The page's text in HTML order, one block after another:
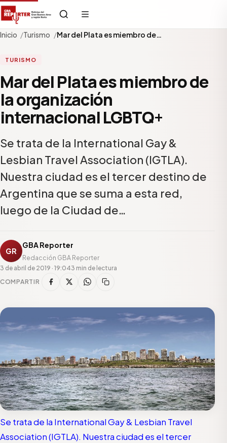
Inicio Turismo Mar del Plata es miembro de…
TURISMO
Mar del Plata es miembro de
la organización
internacional LGBTQ+
Se trata de la International Gay &
Lesbian Travel Association (IGTLA).
Nuestra ciudad es el tercer destino de
Argentina que se suma a esta red,
luego de la Ciudad de…
GR
GBA Reporter
Redacción GBA Reporter
3 de abril de 2019 · 19:043 min de lectura
COMPARTIR
Se trata de la International Gay & Lesbian Travel
Association (IGTLA). Nuestra ciudad es el tercer